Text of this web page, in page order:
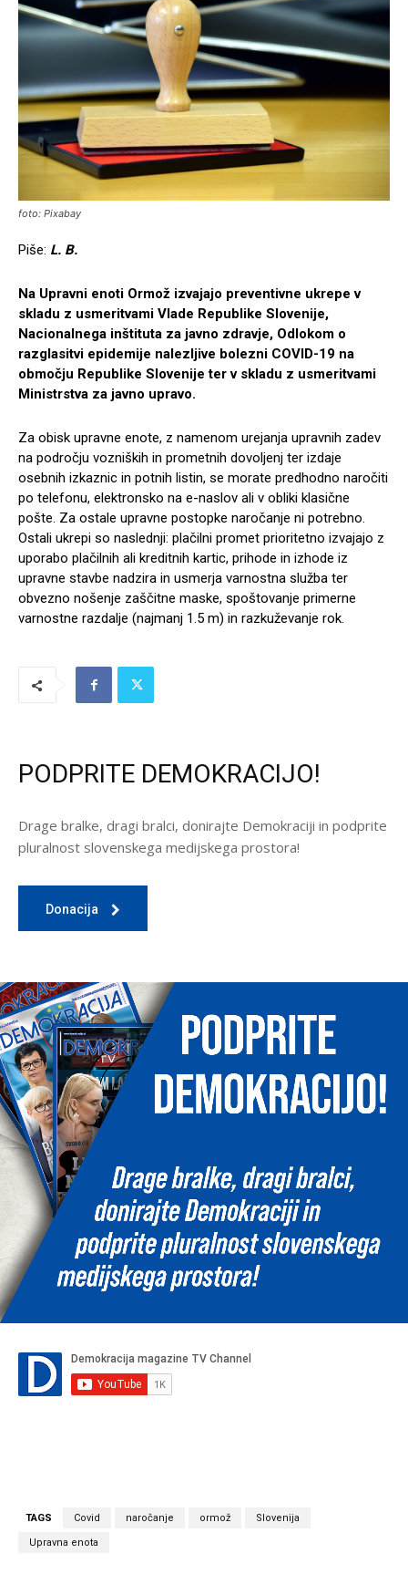
foto: Pixabay
Piše: L. B.
Na Upravni enoti Ormož izvajajo preventivne ukrepe v
skladu z usmeritvami Vlade Republike Slovenije,
Nacionalnega inštituta za javno zdravje, Odlokom o
razglasitvi epidemije nalezljive bolezni COVID-19 na
območju Republike Slovenije ter v skladu z usmeritvami
Ministrstva za javno upravo.
Za obisk upravne enote, z namenom urejanja upravnih zadev
na področju vozniških in prometnih dovoljenj ter izdaje
osebnih izkaznic in potnih listin, se morate predhodno naročiti
po telefonu, elektronsko na e-naslov ali v obliki klasične
pošte. Za ostale upravne postopke naročanje ni potrebno.
Ostali ukrepi so naslednji: plačilni promet prioritetno izvajajo z
uporabo plačilnih ali kreditnih kartic, prihode in izhode iz
upravne stavbe nadzira in usmerja varnostna služba ter
obvezno nošenje zaščitne maske, spoštovanje primerne
varnostne razdalje (najmanj 1.5 m) in razkuževanje rok.
PODPRITE DEMOKRACIJO!
Drage bralke, dragi bralci, donirajte Demokraciji in podprite
pluralnost slovenskega medijskega prostora!
Donacija
TAGS Covid naročanje ormož Slovenija
Upravna enota